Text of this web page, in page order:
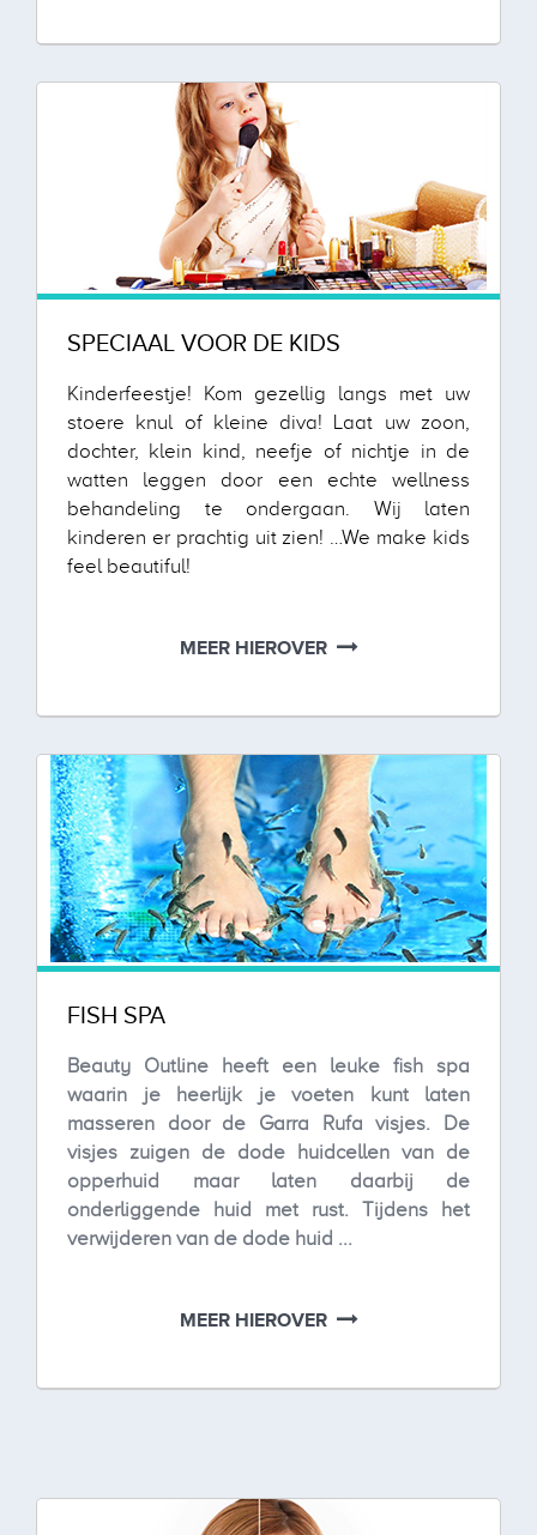
SPECIAAL VOOR DE KIDS
Kinderfeestje! Kom gezellig langs met uw
stoere knul of kleine diva! Laat uw zoon,
dochter, klein kind, neefje of nichtje in de
watten leggen door een echte wellness
behandeling te ondergaan. Wij laten
kinderen er prachtig uit zien! …We make kids
feel beautiful!
MEER HIEROVER
FISH SPA
Beauty Outline heeft een leuke fish spa
waarin je heerlijk je voeten kunt laten
masseren door de Garra Rufa visjes. De
visjes zuigen de dode huidcellen van de
opperhuid maar laten daarbij de
onderliggende huid met rust. Tijdens het
verwijderen van de dode huid ...
MEER HIEROVER